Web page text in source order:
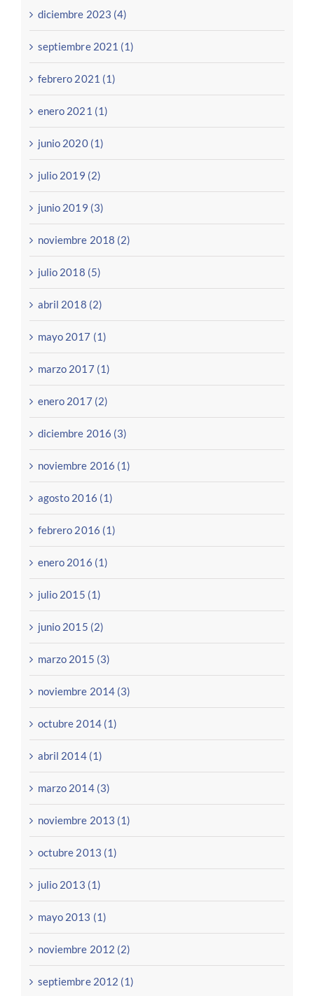
diciembre 2023 (4)
septiembre 2021 (1)
febrero 2021 (1)
enero 2021 (1)
junio 2020 (1)
julio 2019 (2)
junio 2019 (3)
noviembre 2018 (2)
julio 2018 (5)
abril 2018 (2)
mayo 2017 (1)
marzo 2017 (1)
enero 2017 (2)
diciembre 2016 (3)
noviembre 2016 (1)
agosto 2016 (1)
febrero 2016 (1)
enero 2016 (1)
julio 2015 (1)
junio 2015 (2)
marzo 2015 (3)
noviembre 2014 (3)
octubre 2014 (1)
abril 2014 (1)
marzo 2014 (3)
noviembre 2013 (1)
octubre 2013 (1)
julio 2013 (1)
mayo 2013 (1)
noviembre 2012 (2)
septiembre 2012 (1)